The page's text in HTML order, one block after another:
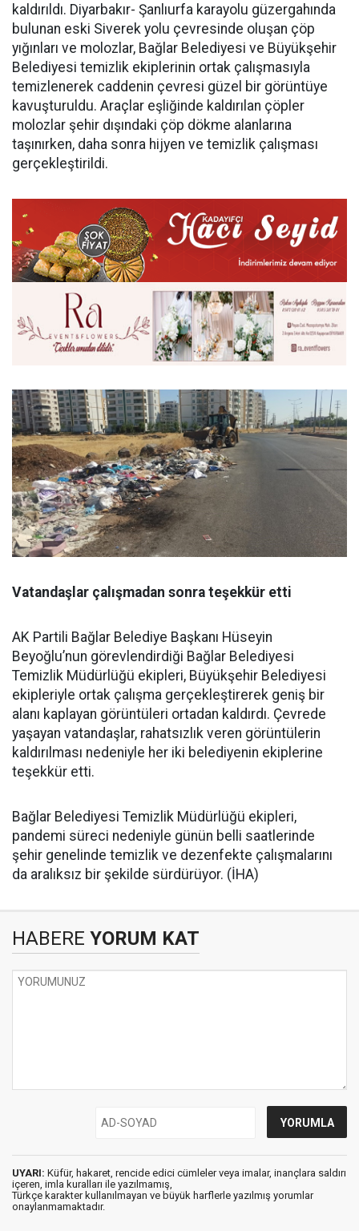
kaldırıldı. Diyarbakır- Şanlıurfa karayolu güzergahında
bulunan eski Siverek yolu çevresinde oluşan çöp
yığınları ve molozlar, Bağlar Belediyesi ve Büyükşehir
Belediyesi temizlik ekiplerinin ortak çalışmasıyla
temizlenerek caddenin çevresi güzel bir görüntüye
kavuşturuldu. Araçlar eşliğinde kaldırılan çöpler
molozlar şehir dışındaki çöp dökme alanlarına
taşınırken, daha sonra hijyen ve temizlik çalışması
gerçekleştirildi.
Vatandaşlar çalışmadan sonra teşekkür etti
AK Partili Bağlar Belediye Başkanı Hüseyin
Beyoğlu’nun görevlendirdiği Bağlar Belediyesi
Temizlik Müdürlüğü ekipleri, Büyükşehir Belediyesi
ekipleriyle ortak çalışma gerçekleştirerek geniş bir
alanı kaplayan görüntüleri ortadan kaldırdı. Çevrede
yaşayan vatandaşlar, rahatsızlık veren görüntülerin
kaldırılması nedeniyle her iki belediyenin ekiplerine
teşekkür etti.
Bağlar Belediyesi Temizlik Müdürlüğü ekipleri,
pandemi süreci nedeniyle günün belli saatlerinde
şehir genelinde temizlik ve dezenfekte çalışmalarını
da aralıksız bir şekilde sürdürüyor. (İHA)
HABERE YORUM KAT
UYARI: Küfür, hakaret, rencide edici cümleler veya imalar, inançlara saldırı
içeren, imla kuralları ile yazılmamış,
Türkçe karakter kullanılmayan ve büyük harflerle yazılmış yorumlar
onaylanmamaktadır.